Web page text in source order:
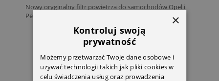
Nowy oryginalny filtr powietrza do samochodów Opel i
Peugeot z...
×
Kontroluj swoją
prywatność
Możemy przetwarzać Twoje dane osobowe i
używać technologii takich jak pliki cookies w
celu świadczenia usług oraz prowadzenia